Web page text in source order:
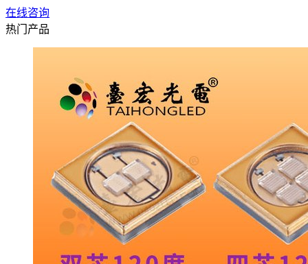
在线咨询
热门产品